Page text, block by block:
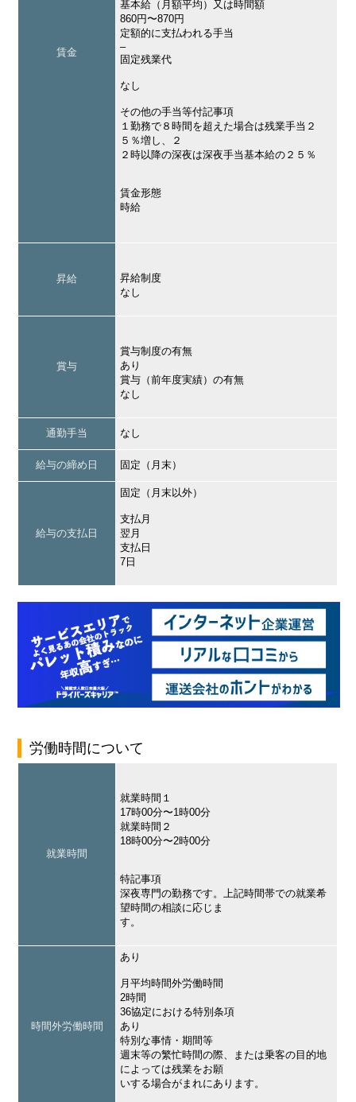
賃金
基本給（月額平均）又は時間額
860円〜870円
定額的に支払われる手当
–
固定残業代
なし
その他の手当等付記事項
１勤務で８時間を超えた場合は残業手当２
５％増し、２
２時以降の深夜は深夜手当基本給の２５％
賃金形態
時給
昇給
昇給制度
なし
賞与
賞与制度の有無
あり
賞与（前年度実績）の有無
なし
通勤手当 なし
給与の締め日 固定（月末）
給与の支払日
固定（月末以外）
支払月
翌月
支払日
7日
労働時間について
就業時間
就業時間１
17時00分〜1時00分
就業時間２
18時00分〜2時00分
特記事項
深夜専門の勤務です。上記時間帯での就業希
望時間の相談に応じま
す。
時間外労働時間
あり
月平均時間外労働時間
2時間
36協定における特別条項
あり
特別な事情・期間等
週末等の繁忙時間の際、または乗客の目的地
によっては残業をお願
いする場合がまれにあります。